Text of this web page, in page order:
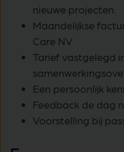
nieuwe projecten.
Maandelijkse
Care NV
Tarief vastgelegd
Een persoonlijk
Feedback de dag
Voorstelling bij